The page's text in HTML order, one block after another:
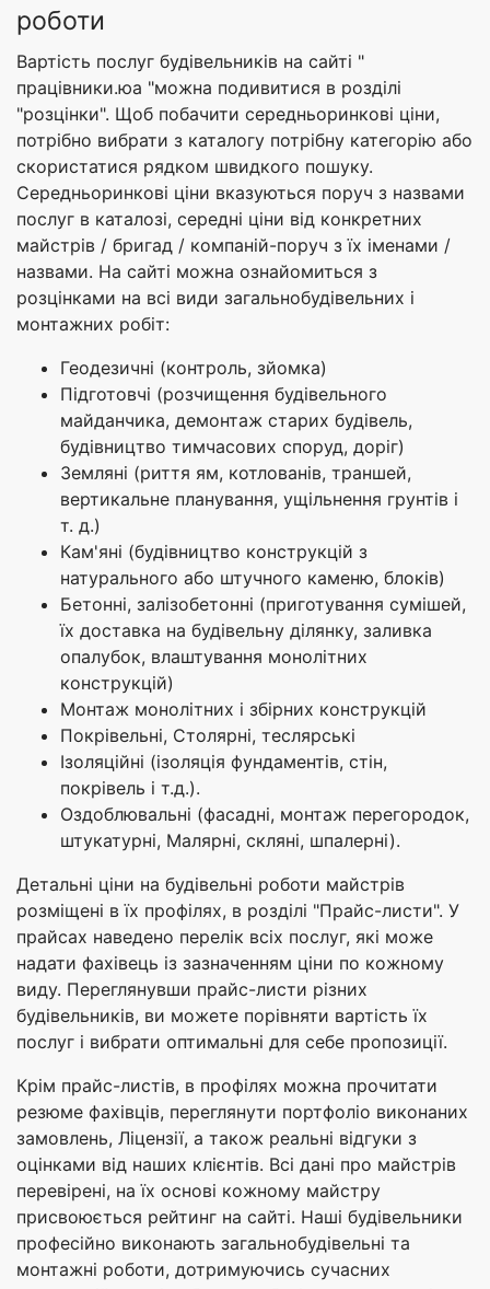
роботи
Вартість послуг будівельників на сайті "
працівники.юа "можна подивитися в розділі
"розцінки". Щоб побачити середньоринкові ціни,
потрібно вибрати з каталогу потрібну категорію або
скористатися рядком швидкого пошуку.
Середньоринкові ціни вказуються поруч з назвами
послуг в каталозі, середні ціни від конкретних
майстрів / бригад / компаній-поруч з їх іменами /
назвами. На сайті можна ознайомиться з
розцінками на всі види загальнобудівельних і
монтажних робіт:
Геодезичні (контроль, зйомка)
Підготовчі (розчищення будівельного
майданчика, демонтаж старих будівель,
будівництво тимчасових споруд, доріг)
Земляні (риття ям, котлованів, траншей,
вертикальне планування, ущільнення грунтів і
т. д.)
Кам'яні (будівництво конструкцій з
натурального або штучного каменю, блоків)
Бетонні, залізобетонні (приготування сумішей,
їх доставка на будівельну ділянку, заливка
опалубок, влаштування монолітних
конструкцій)
Монтаж монолітних і збірних конструкцій
Покрівельні, Столярні, теслярські
Ізоляційні (ізоляція фундаментів, стін,
покрівель і т.д.).
Оздоблювальні (фасадні, монтаж перегородок,
штукатурні, Малярні, скляні, шпалерні).
Детальні ціни на будівельні роботи майстрів
розміщені в їх профілях, в розділі "Прайс-листи". У
прайсах наведено перелік всіх послуг, які може
надати фахівець із зазначенням ціни по кожному
виду. Переглянувши прайс-листи різних
будівельників, ви можете порівняти вартість їх
послуг і вибрати оптимальні для себе пропозиції.
Крім прайс-листів, в профілях можна прочитати
резюме фахівців, переглянути портфоліо виконаних
замовлень, Ліцензії, а також реальні відгуки з
оцінками від наших клієнтів. Всі дані про майстрів
перевірені, на їх основі кожному майстру
присвоюється рейтинг на сайті. Наші будівельники
професійно виконають загальнобудівельні та
монтажні роботи, дотримуючись сучасних